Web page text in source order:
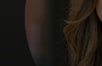
Nyheder og